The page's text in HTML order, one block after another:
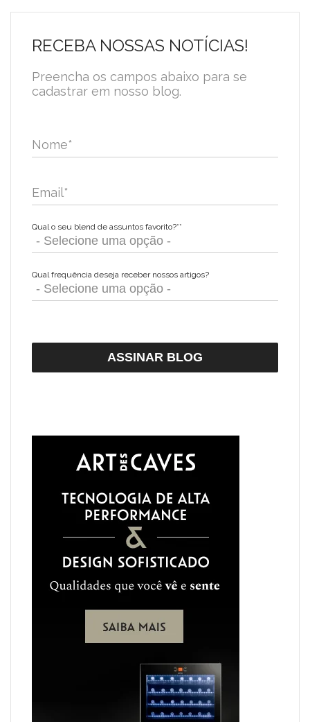
RECEBA NOSSAS NOTÍCIAS!
Preencha os campos abaixo para se
cadastrar em nosso blog.
Nome*
Email*
Qual o seu blend de assuntos favorito?**
Qual frequência deseja receber nossos artigos?